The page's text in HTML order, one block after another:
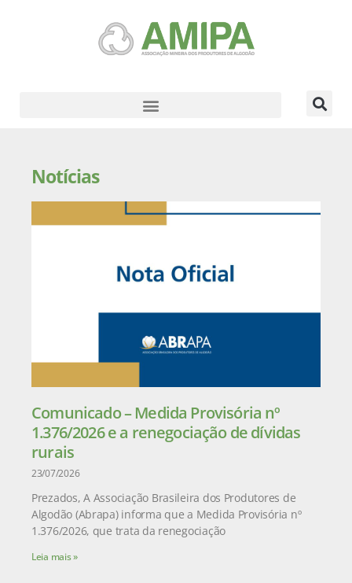
Notícias
Comunicado – Medida Provisória nº
1.376/2026 e a renegociação de dívidas
rurais
23/07/2026
Prezados, A Associação Brasileira dos Produtores de
Algodão (Abrapa) informa que a Medida Provisória nº
1.376/2026, que trata da renegociação
Leia mais »